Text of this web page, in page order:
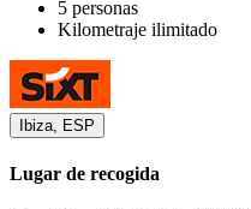
5 personas
Kilometraje ilimitado
Ibiza, ESP
Lugar de recogida